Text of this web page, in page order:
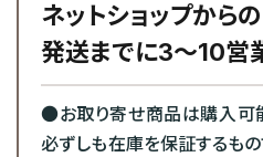
ネットショップから
発送までに3～10営
●お取り寄せ商品は購入可
必ずしも在庫を保証するも